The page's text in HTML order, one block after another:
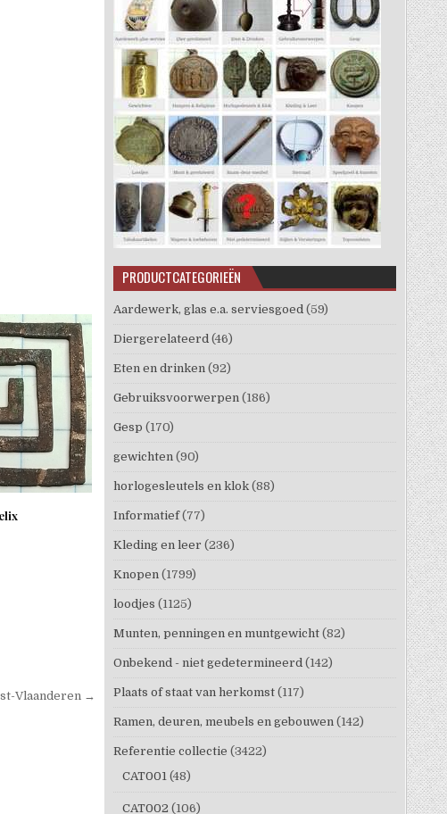
Vlaanderen →
PRODUCTCATEGORIEËN
Aardewerk, glas e.a. serviesgoed (59)
Diergerelateerd (46)
Eten en drinken (92)
Gebruiksvoorwerpen (186)
Gesp (170)
gewichten (90)
horlogesleutels en klok (88)
Informatief (77)
Kleding en leer (236)
Knopen (1799)
loodjes (1125)
Munten, penningen en muntgewicht (82)
Onbekend - niet gedetermineerd (142)
Plaats of staat van herkomst (117)
Ramen, deuren, meubels en gebouwen (142)
Referentie collectie (3422)
CAT001 (48)
CAT002 (106)